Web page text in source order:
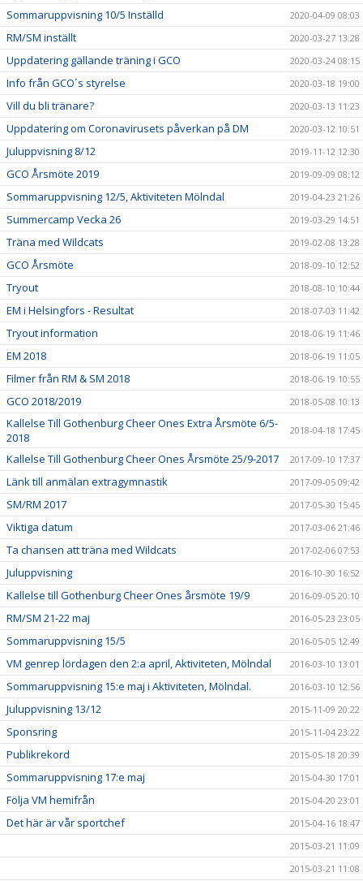
Sommaruppvisning 10/5 Inställd 2020-04-09 08:03
RM/SM inställt 2020-03-27 13:28
Uppdatering gällande träning i GCO 2020-03-24 08:15
Info från GCO´s styrelse 2020-03-18 19:00
Vill du bli tränare? 2020-03-13 11:23
Uppdatering om Coronavirusets påverkan på DM 2020-03-12 10:51
Juluppvisning 8/12 2019-11-12 12:30
GCO Årsmöte 2019 2019-09-09 08:12
Sommaruppvisning 12/5, Aktiviteten Mölndal 2019-04-23 21:26
Summercamp Vecka 26 2019-03-29 14:51
Träna med Wildcats 2019-02-08 13:28
GCO Årsmöte 2018-09-10 12:52
Tryout 2018-08-10 10:44
EM i Helsingfors - Resultat 2018-07-03 11:42
Tryout information 2018-06-19 11:46
EM 2018 2018-06-19 11:05
Filmer från RM & SM 2018 2018-06-19 10:55
GCO 2018/2019 2018-05-08 10:13
Kallelse Till Gothenburg Cheer Ones Extra Årsmöte 6/5-
2018
2018-04-18 17:45
Kallelse Till Gothenburg Cheer Ones Årsmöte 25/9-2017 2017-09-10 17:37
Länk till anmälan extragymnastik 2017-09-05 09:42
SM/RM 2017 2017-05-30 15:45
Viktiga datum 2017-03-06 21:46
Ta chansen att träna med Wildcats 2017-02-06 07:53
Juluppvisning 2016-10-30 16:52
Kallelse till Gothenburg Cheer Ones årsmöte 19/9 2016-09-05 20:10
RM/SM 21-22 maj 2016-05-23 23:05
Sommaruppvisning 15/5 2016-05-05 12:49
VM genrep lördagen den 2:a april, Aktiviteten, Mölndal 2016-03-10 13:01
Sommaruppvisning 15:e maj i Aktiviteten, Mölndal. 2016-03-10 12:56
Juluppvisning 13/12 2015-11-09 20:22
Sponsring 2015-11-04 23:22
Publikrekord 2015-05-18 20:39
Sommaruppvisning 17:e maj 2015-04-30 17:01
Följa VM hemifrån 2015-04-20 23:01
Det här är vår sportchef
2015-04-16 18:47
2015-03-21 11:09
2015-03-21 11:08